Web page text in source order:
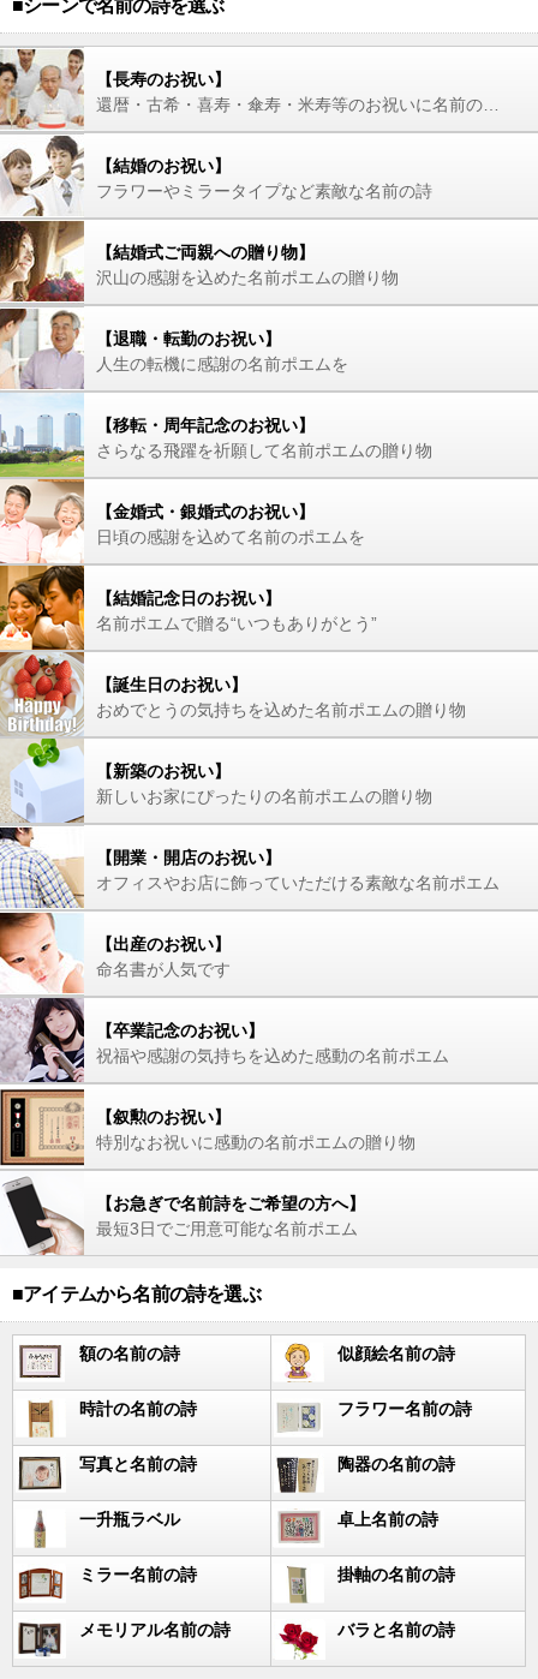
■シーンで名前の詩を選ぶ
【長寿のお祝い】
【結婚のお祝い】
フラワーやミラータイプなど素敵な名前の詩
【結婚式ご両親への贈り物】
沢山の感謝を込めた名前ポエムの贈り物
【退職・転勤のお祝い】
人生の転機に感謝の名前ポエムを
【移転・周年記念のお祝い】
さらなる飛躍を祈願して名前ポエムの贈り物
【金婚式・銀婚式のお祝い】
日頃の感謝を込めて名前のポエムを
【結婚記念日のお祝い】
名前ポエムで贈る“いつもありがとう”
【誕生日のお祝い】
おめでとうの気持ちを込めた名前ポエムの贈り物
【新築のお祝い】
新しいお家にぴったりの名前ポエムの贈り物
【開業・開店のお祝い】
オフィスやお店に飾っていただける素敵な名前ポエム
【出産のお祝い】
命名書が人気です
【卒業記念のお祝い】
祝福や感謝の気持ちを込めた感動の名前ポエム
【叙勲のお祝い】
特別なお祝いに感動の名前ポエムの贈り物
【お急ぎで名前詩をご希望の方へ】
最短3日でご用意可能な名前ポエム
■アイテムから名前の詩を選ぶ
額の名前の詩 似顔絵名前の詩
時計の名前の詩 フラワー名前の詩
写真と名前の詩 陶器の名前の詩
一升瓶ラベル 卓上名前の詩
ミラー名前の詩 掛軸の名前の詩
メモリアル名前の詩 バラと名前の詩